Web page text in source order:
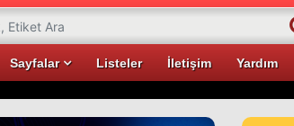
Sayfalar Listeler İletişim Yardım